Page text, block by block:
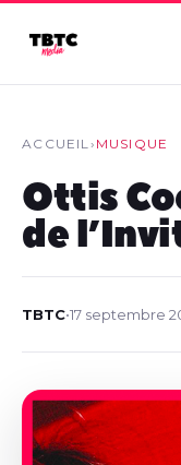
ACCUEIL› MUSIQUE
Ottis
de
TBTC•17 septembre